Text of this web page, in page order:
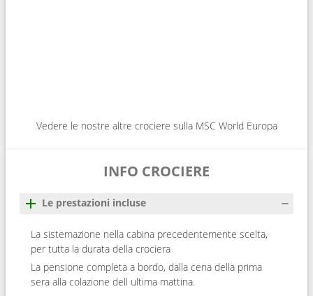
Vedere le nostre altre crociere sulla MSC World Europa
INFO CROCIERE
Le prestazioni incluse
La sistemazione nella cabina precedentemente scelta,
per tutta la durata della crociera
La pensione completa a bordo, dalla cena della prima
sera alla colazione dell ultima mattina.